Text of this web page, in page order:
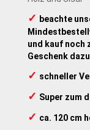
✓
beachte
und kauf noch
Geschenk
✓ ​schneller
✓
Super zum
✓
ca. 120 cm